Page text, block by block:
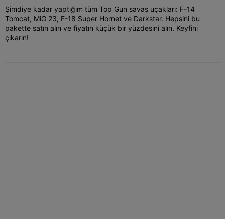
Şimdiye kadar yaptığım tüm Top Gun savaş uçakları: F-14
Tomcat, MiG 23, F-18 Super Hornet ve Darkstar. Hepsini bu
pakette satın alın ve fiyatın küçük bir yüzdesini alın. Keyfini
çıkarın!